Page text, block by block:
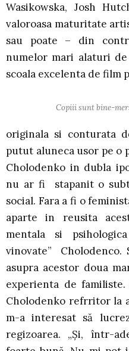
Wasikowska, Josh
valoroasa maturitate
sau poate – din
numelor mari alaturi
scoala excelenta de film
Copiii sunt bine-
originala si conturata
putut aluneca usor pe o
Cholodenko in dubla
nu ar fi stapanit o
social. Fara a fi o
aparte in reusita
mentala si
vinovate”
asupra acestor doua
experienta de
Cholodenko refrritor la
m-a interesat să
regizoarea. „Şi, într-